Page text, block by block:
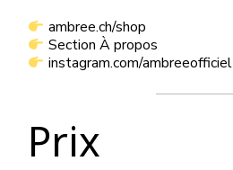
ambree.ch/shop
Section À propos
instagram.com/ambreeofficiel
Prix